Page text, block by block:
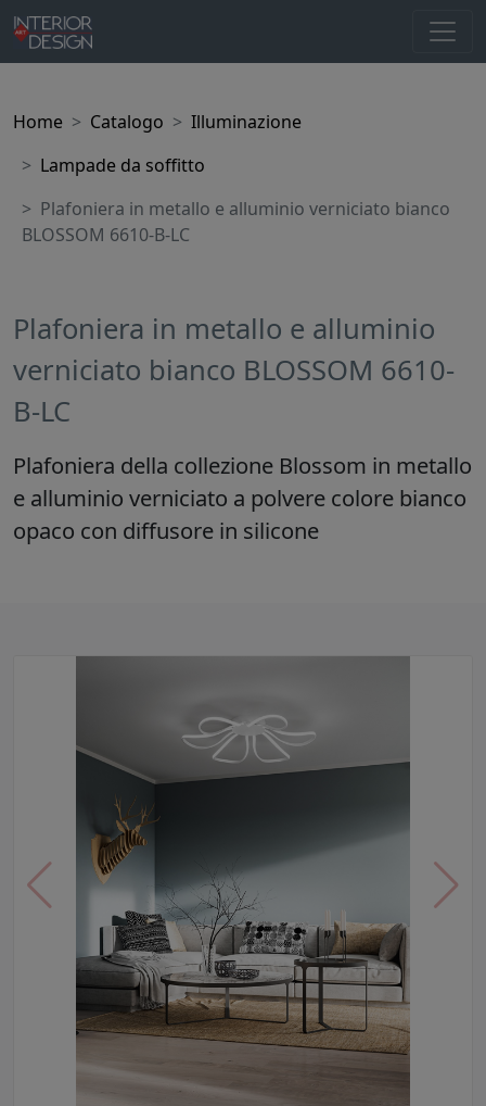
Home Catalogo
Illuminazione
Lampade da soffitto
Plafoniera in metallo e alluminio verniciato bianco
BLOSSOM 6610-B-LC
Plafoniera in metallo e alluminio
verniciato bianco BLOSSOM 6610-
B-LC
Plafoniera della collezione Blossom in metallo
e alluminio verniciato a polvere colore bianco
opaco con diffusore in silicone